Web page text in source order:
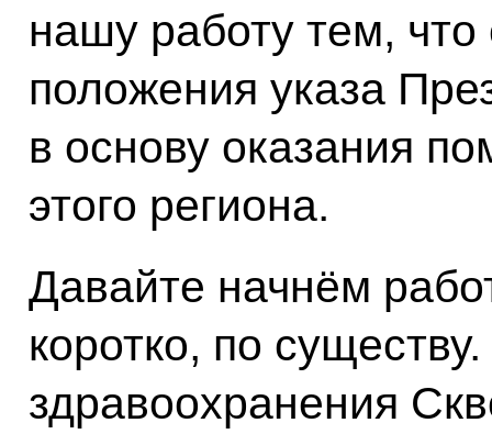
нашу работу тем,
положения указа
в основу оказания
этого региона.
Давайте начнём
коротко, по
здравоохранения